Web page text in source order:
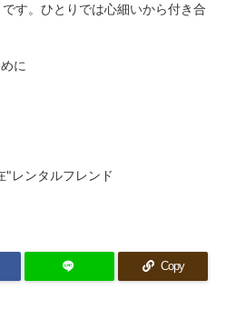
す。ひとりでは心細いから付き合
に
"レンタルフレンド
Copy